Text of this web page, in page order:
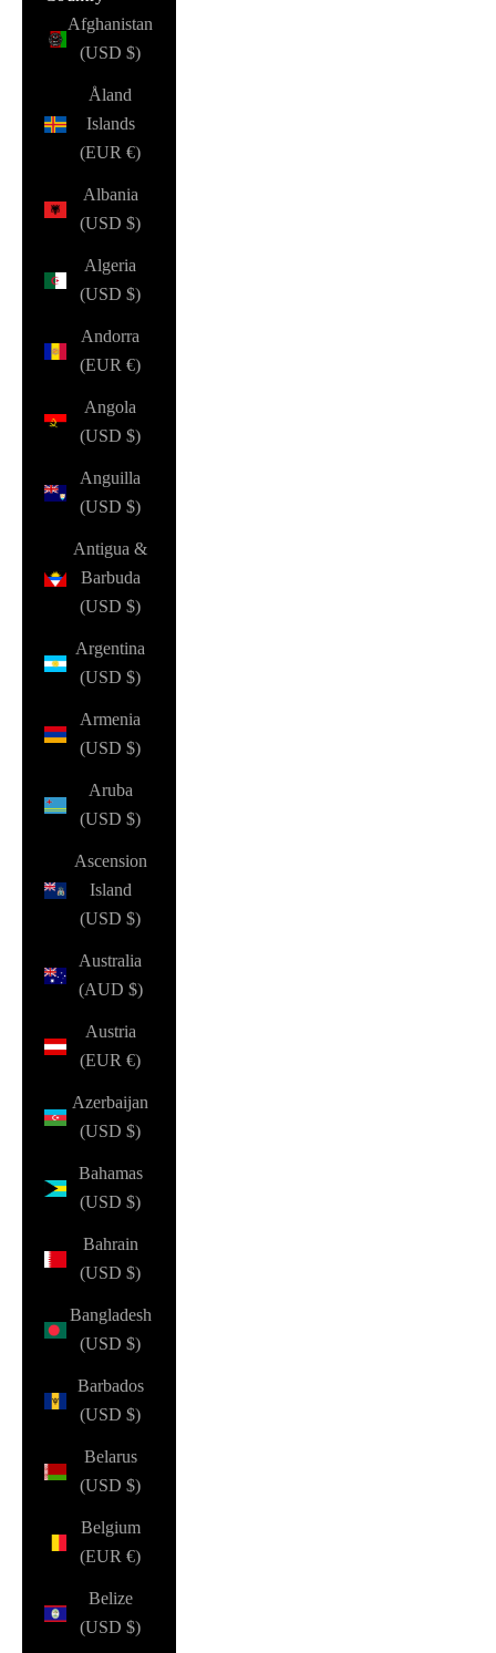
Afghanistan
(USD $)
Åland
Islands
(EUR €)
Albania
(USD $)
Algeria
(USD $)
Andorra
(EUR €)
Angola
(USD $)
Anguilla
(USD $)
Antigua &
Barbuda
(USD $)
Argentina
(USD $)
Armenia
(USD $)
Aruba
(USD $)
Ascension
Island
(USD $)
Australia
(AUD $)
Austria
(EUR €)
Azerbaijan
(USD $)
Bahamas
(USD $)
Bahrain
(USD $)
Bangladesh
(USD $)
Barbados
(USD $)
Belarus
(USD $)
Belgium
(EUR €)
Belize
(USD $)